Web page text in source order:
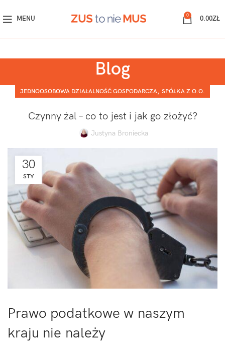
MENU 0 0.00ZŁ
Blog
JEDNOOSOBOWA DZIAŁALNOŚĆ GOSPODARCZA, SPÓŁKA Z O.O.
Czynny żal – co to jest i jak go złożyć?
Justyna Broniecka
30
STY
Prawo podatkowe w naszym
kraju nie należy